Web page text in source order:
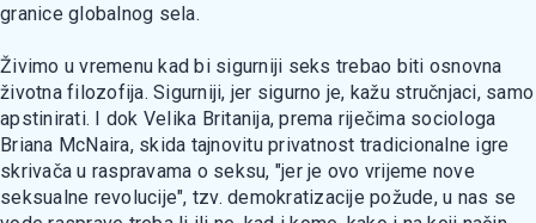
granice globalnog sela.
Živimo u vremenu kad bi sigurniji seks trebao biti osnovna
životna filozofija. Sigurniji, jer sigurno je, kažu stručnjaci, samo
apstinirati. I dok Velika Britanija, prema riječima sociologa
Briana McNaira, skida tajnovitu privatnost tradicionalne igre
skrivača u raspravama o seksu, "jer je ovo vrijeme nove
seksualne revolucije", tzv. demokratizacije požude, u nas se